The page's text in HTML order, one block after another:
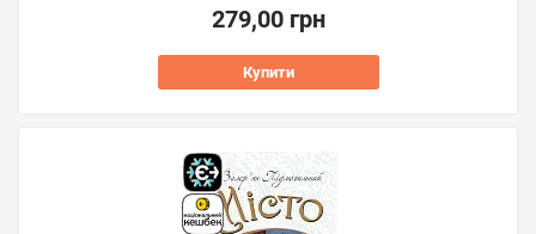
279,00 грн
Купити